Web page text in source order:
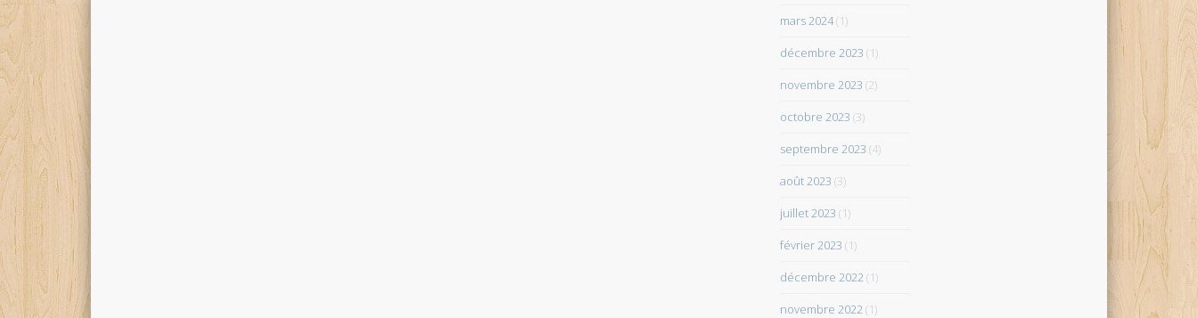
mars 2024(1)
décembre 2023 (1)
novembre 2023 (2)
octobre 2023 (3)
septembre 2023 (4)
août 2023 (3)
juillet 2023 (1)
février 2023 (1)
décembre 2022 (1)
novembre 2022 (1)